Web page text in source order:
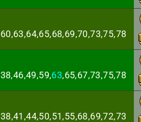
60,63,64,65,68,69,70,73,75,78
38,46,49,59,63,65,67,73,75,78
38,41,44,50,51,55,68,69,72,73